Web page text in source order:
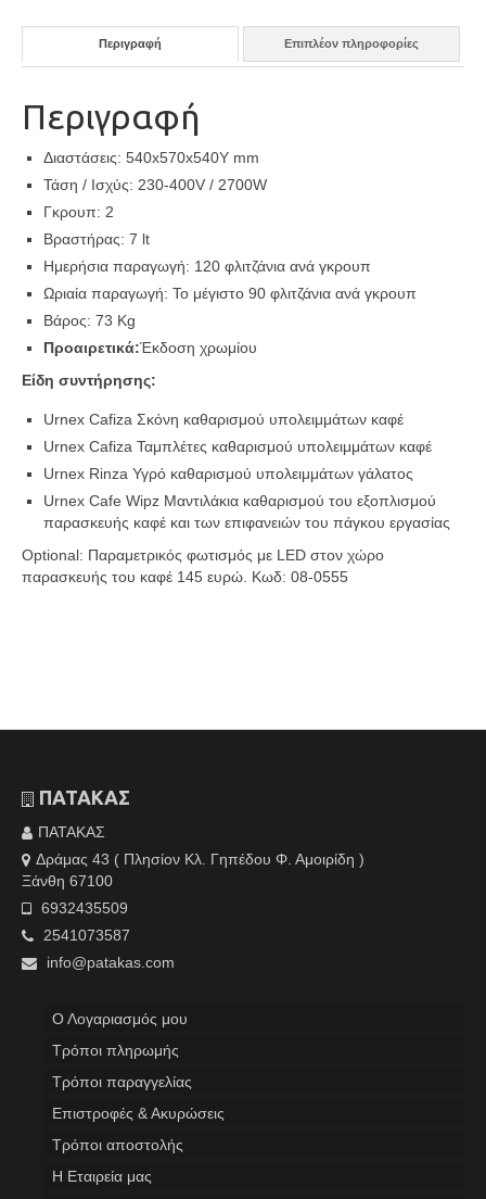
Περιγραφή Επιπλέον πληροφορίες
Περιγραφή
Διαστάσεις: 540x570x540Y mm
Τάση / Ισχύς: 230-400V / 2700W
Γκρουπ: 2
Βραστήρας: 7 lt
Ημερήσια παραγωγή: 120 φλιτζάνια ανά γκρουπ
Ωριαία παραγωγή: Το μέγιστο 90 φλιτζάνια ανά γκρουπ
Βάρος: 73 Kg
Προαιρετικά:Έκδοση χρωμίου
Είδη συντήρησης:
Urnex Cafiza Σκόνη καθαρισμού υπολειμμάτων καφέ
Urnex Cafiza Ταμπλέτες καθαρισμού υπολειμμάτων καφέ
Urnex Rinza Υγρό καθαρισμού υπολειμμάτων γάλατος
Urnex Cafe Wipz Μαντιλάκια καθαρισμού του εξοπλισμού
παρασκευής καφέ και των επιφανειών του πάγκου εργασίας
Optional: Παραμετρικός φωτισμός με LED στον χώρο
παρασκευής του καφέ 145 ευρώ. Κωδ: 08-0555
ΠΑΤΑΚΑΣ
ΠΑΤΑΚΑΣ
Δράμας 43 ( Πλησίον Κλ. Γηπέδου Φ. Αμοιρίδη )
Ξάνθη 67100
6932435509
2541073587
info@patakas.com
Ο Λογαριασμός μου
Tρόποι πληρωμής
Τρόποι παραγγελίας
Επιστροφές & Ακυρώσεις
Τρόποι αποστολής
Η Εταιρεία μας